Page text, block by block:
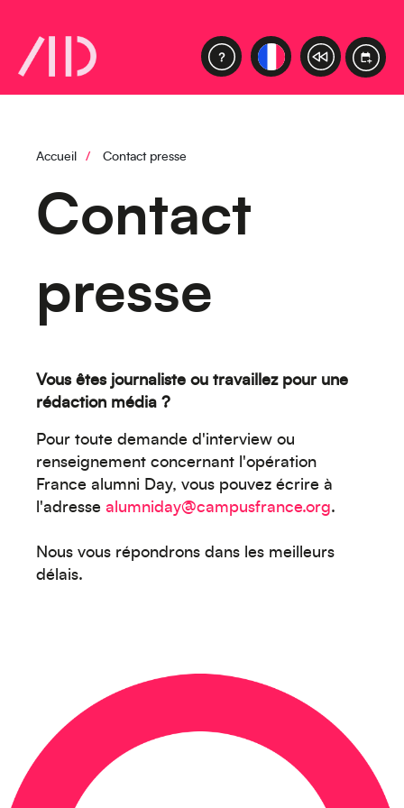
Accueil Contact presse
Contact
presse
Vous êtes journaliste ou travaillez pour une
rédaction média ?
Pour toute demande d'interview ou
renseignement concernant l'opération
France alumni Day, vous pouvez écrire à
l'adresse alumniday@campusfrance.org.
Nous vous répondrons dans les meilleurs
délais.
Caraïbes
Europe
Moyen-Orient
Océanie